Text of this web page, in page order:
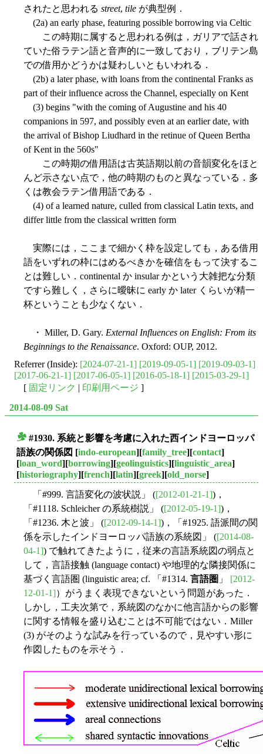
されたと思われる street, tile が典型例．
(2a) an early phase, featuring possible borrowing via Celtic
この時期に属すると思われる例は，ガリアで話され
ていた俗ラテン語と音声的に一致しており，ブリテン島
での借用かどうかは疑わしいともいわれる．
(2b) a later phase, with loans from the continental Franks as
part of their influence across the Channel, especially on Kent
(3) begins "with the coming of Augustine and his 40
companions in 597, and possibly even at an earlier date, with
the arrival of Bishop Liudhard in the retinue of Queen Bertha
of Kent in the 560s"
この時期の借用語は古英語期以前の音韻変化をほと
んど示さない点で，他の時期のものと異なっている．多
くは教会ラテン借用語である．
(4) of a learned nature, culled from classical Latin texts, and
differ little from the classical written form
実際には，ここまで細かく枠を設定しても，ある借用
語をいずれの枠にはめるべきかを確信をもって決するこ
とは難しい．continental か insular かという大雑把な分類
ですら難しく，さらに曖昧に early か later くらいが精一
杯ということも少なくない．
・ Miller, D. Gary. External Influences on English: From its
Beginnings to the Renaissance. Oxford: OUP, 2012.
Referrer (Inside): [2024-07-21-1] [2019-09-05-1] [2019-09-03-1]
[2017-06-21-1] [2017-06-05-1] [2016-05-18-1] [2015-03-29-1]
[ 固定リンク | 印刷用ページ ]
2014-08-09 Sat
#1930. 系統と影響を考慮に入れた西インドヨーロッパ
語族の関係図 [indo-european][family_tree][contact]
[loan_word][borrowing][geolinguistics][linguistic_area]
[historiography][french][latin][greek][old_norse]
「#999. 言語変化の波状説」 ([2012-01-21-1])，
「#1118. Schleicher の系統樹説」 ([2012-05-19-1])，
「#1236. 木と波」 ([2012-09-14-1])，「#1925. 語派間の関
係を示したインドヨーロッパ語族の系統図」 ([2014-08-
04-1]) で触れてきたように，従来の言語系統図の弱点と
して，言語接触 (language contact) や地理的な隣接関係に
基づく言語圏 (linguistic area; cf. 「#1314. 言語圏 」 [2012-
12-01-1]）がうまく表現できないという問題があった．
しかし，工夫次第で，系統図のなかに他言語からの影響
に関する情報を盛り込むことは不可能ではない．Miller
(3) がそのような試みを行っているので，見やすい形に
作図したものを示そう．